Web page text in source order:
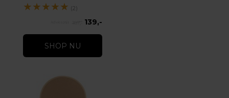
★★★★★ (2)
139,-
SHOP NU